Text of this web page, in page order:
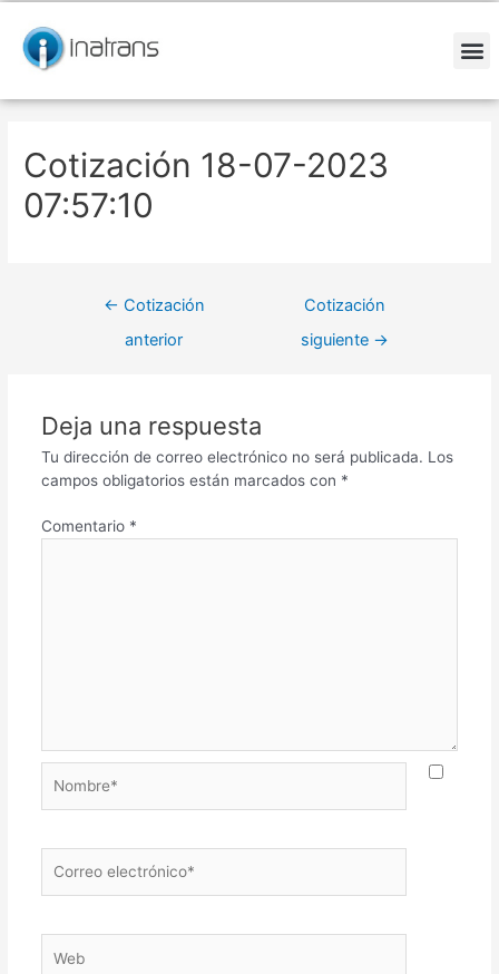
contenido
Cotización 18-07-2023
07:57:10
de
entradas
← Cotización
anterior
Cotización
siguiente →
Deja una respuesta
Tu dirección de correo electrónico no será publicada. Los
campos obligatorios están marcados con *
Comentario *
electrónico*